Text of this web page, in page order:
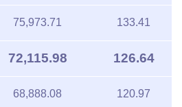
75,973.71 133.41
72,115.98 126.64
68,888.08 120.97